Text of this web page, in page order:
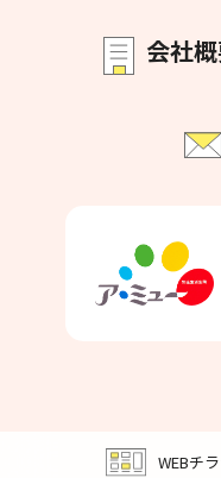
会社
WEBチ